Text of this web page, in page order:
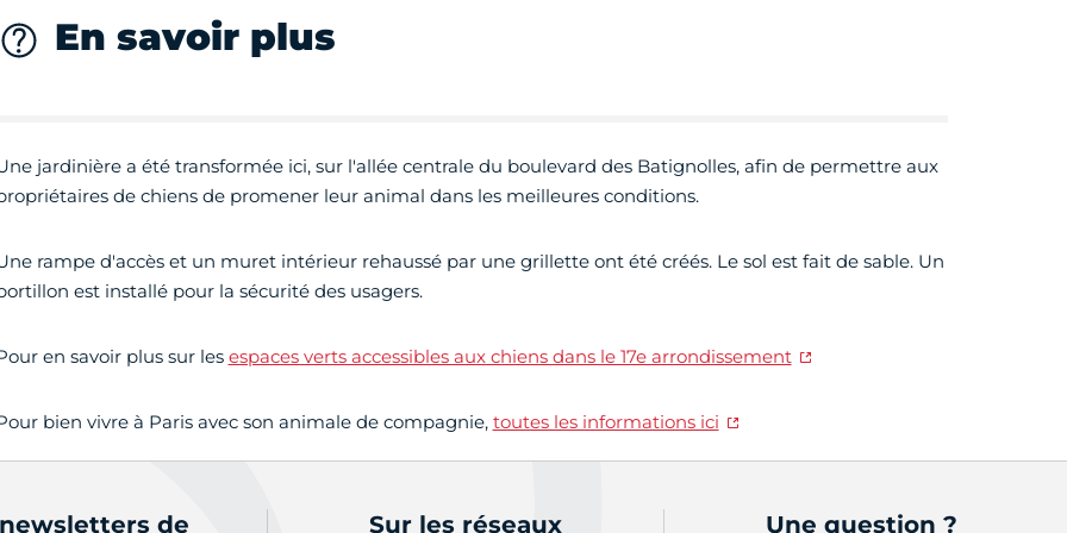
En savoir plus
jardinière a été transformée ici, sur l'allée centrale du boulevard des Batignolles, afin de permettre aux
de chiens de promener leur animal dans les meilleures conditions.
rampe d'accès et un muret intérieur rehaussé par une grillette ont été créés. Le sol est fait de sable. Un
est installé pour la sécurité des usagers.
en savoir plus sur les espaces verts accessibles aux chiens dans le 17e arrondissement
bien vivre à Paris avec son animale de compagnie, toutes les informations ici
de Sur les réseaux Une question ?